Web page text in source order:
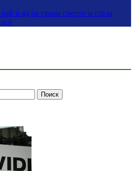
и ад на грани смерти и стала